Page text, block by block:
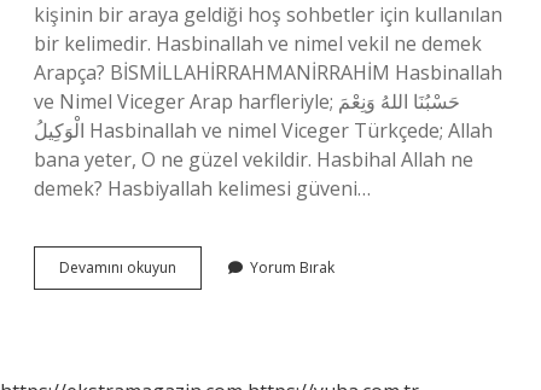
kişinin bir araya geldiği hoş sohbetler için kullanılan
bir kelimedir. Hasbinallah ve nimel vekil ne demek
Arapça? BİSMİLLAHİRRAHMANİRRAHİM Hasbinallah
ve Nimel Viceger Arap harfleriyle; حَسْبُنَا اللهُ وَنِعْمَ
الْوَكِيلُ Hasbinallah ve nimel Viceger Türkçede; Allah
bana yeter, O ne güzel vekildir. Hasbihal Allah ne
demek? Hasbiyallah kelimesi güveni…
Devamını okuyun Hasbihal
Arapça
Yorum Bırak